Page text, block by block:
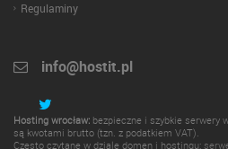
Regulaminy
info@hostit.pl
Hosting wrocław: bezpieczne i szybkie serwery
są kwotami brutto (tzn. z podatkiem VAT).
Często czytane w dziale domen i hostingu: